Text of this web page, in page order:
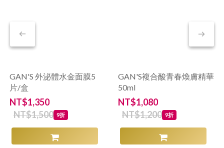
GAN'S 外泌體水金面膜5
片/盒
NT$1,350
NT$1,500 9折
GAN'S複合酸青春煥膚精華
50ml
NT$1,080
NT$1,200 9折